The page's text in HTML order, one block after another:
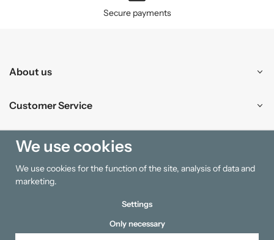
Secure payments
About us
Customer Service
Shopping
Information
We use cookies
We use cookies for the function of the site, analysis of data and
marketing.
Settings
Only necessary